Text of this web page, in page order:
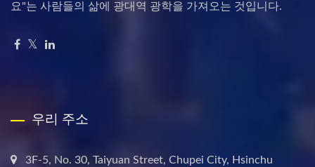
요"는 사람들의 삶에 광대역 광학을 가져오는 것입니다.
우리 주소
3F-5, No. 30, Taiyuan Street, Chupei City, Hsinchu